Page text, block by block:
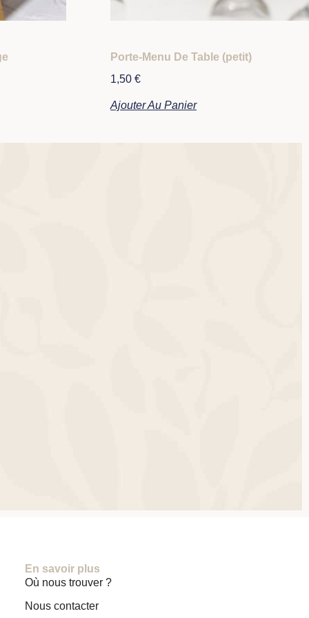
Porte-Menu De Table (petit)
1,50 €
Ajouter Au Panier
En savoir plus
Où nous trouver ?
Nous contacter